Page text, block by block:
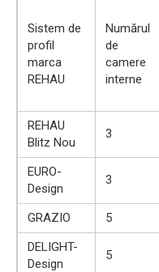
Sistem de
profil
marca
REHAU
Numărul
de
camere
interne
REHAU
Blitz Nou
3
EURO-
Design
3
GRAZIO 5
DELIGHT-
Design
5